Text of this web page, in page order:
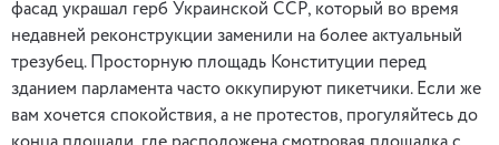
фасад украшал герб Украинской ССР, который во время
недавней реконструкции заменили на более актуальный
трезубец. Просторную площадь Конституции перед
зданием парламента часто оккупируют пикетчики. Если же
вам хочется спокойствия, а не протестов, прогуляйтесь до